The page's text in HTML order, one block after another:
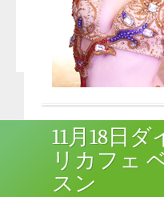
11月18日
リカフェ
スン